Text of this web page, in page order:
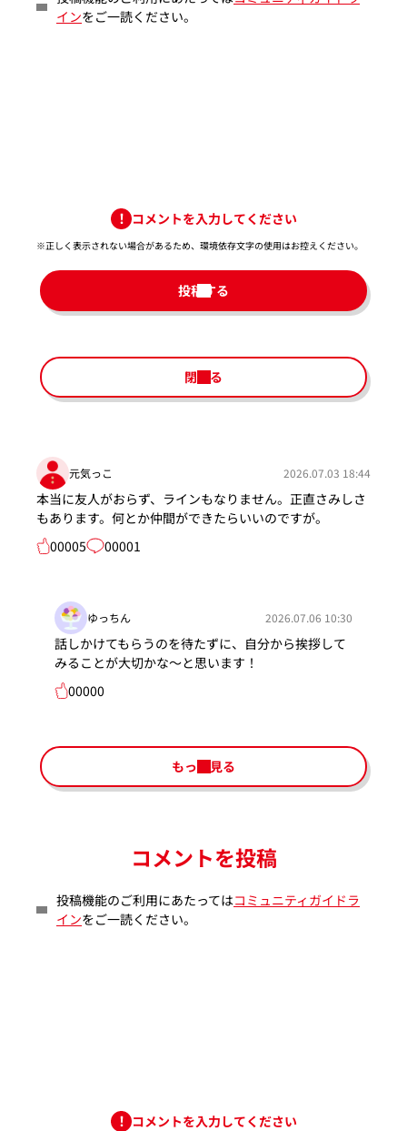
インをご一読ください。
コメントを入力してください
※正しく表示されない場合があるため、環境依存文字の使用はお控えください。​
投稿する
閉じる
元気っこ 2026.07.03 18:44
本当に友人がおらず、ラインもなりません。正直さみしさ
もあります。何とか仲間ができたらいいのですが。
00005
00001
ゆっちん 2026.07.06 10:30
話しかけてもらうのを待たずに、自分から挨拶して
みることが大切かな〜と思います！
00000
もっと見る
コメントを投稿
投稿機能のご利用にあたってはコミュニティガイドラ
インをご一読ください。
コメントを入力してください